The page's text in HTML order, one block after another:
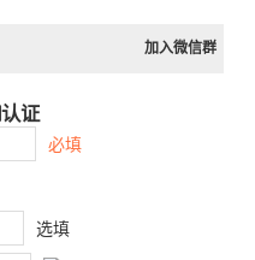
加入微信群
认证
必填
选填